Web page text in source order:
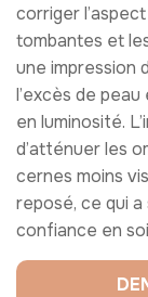
corriger
tombantes et
une impression
l’excès de
en luminosité.
d’atténuer les
cernes moins
reposé, ce qui
confiance en